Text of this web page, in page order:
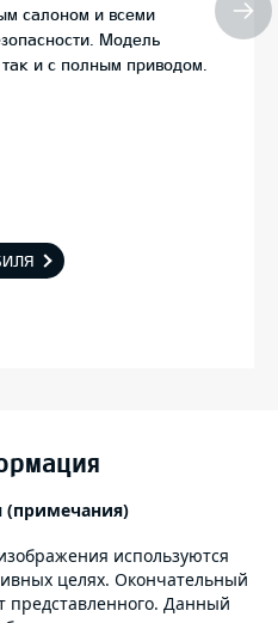
салоном и всеми
Модель
и с полным приводом.
используются
целях. Окончательный
представленного. Данный